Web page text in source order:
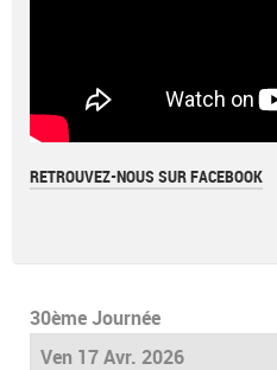
RETROUVEZ-NOUS SUR FACEBOOK
30ème Journée
Ven 17 Avr. 2026